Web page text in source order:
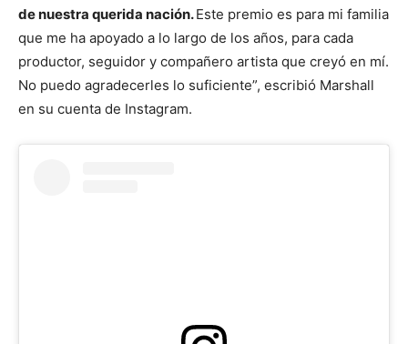
de nuestra querida nación.Este premio es para mi familia
que me ha apoyado a lo largo de los años, para cada
productor, seguidor y compañero artista que creyó en mí.
No puedo agradecerles lo suficiente”, escribió Marshall
en su cuenta de Instagram.